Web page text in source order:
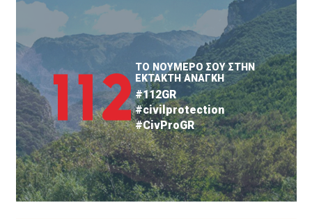
ΤΟ ΝΟΥΜΕΡΟ ΣΟΥ ΣΤΗΝ
ΕΚΤΑΚΤΗ ΑΝΑΓΚΗ
#112GR
#civilprotection
#CivProGR